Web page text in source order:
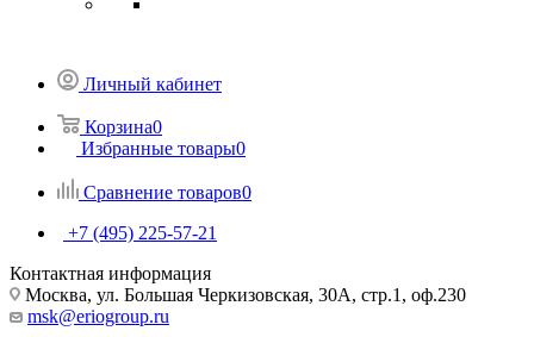
Личный кабинет
Корзина0
Избранные товары0
Сравнение товаров0
+7 (495) 225-57-21
Контактная информация
Москва, ул. Большая Черкизовская, 30А, стр.1, оф.230
msk@eriogroup.ru